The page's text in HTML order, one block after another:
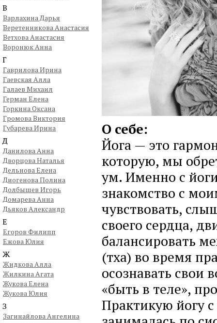
В
Варлахина Дарья
Веретенникова Анастасия
Ветхова Анастасия
Воронюк Анна
Г
Гаврилова Ирина
Гаевская Алла
Галаев Михаил
Герман Елена
Горкина Оксана
Громова Виктория
Губарева Ирина
Д
Данилова Анна
Дворцова Наталья
Дельнова Елена
Диогенова Полина
Долбышев Игорь
Домарева Анна
Дьяков Александр
Е
Егоров Филипп
Ежова Юлия
Ж
Жидкова Алла
Жилкина Агата
Жукова Елена
Жукова Юлия
З
Загинайлова Ангелина
О себе:
Йога — это
которую, мы
ум. Именно с
знакомство с
чувствовать,
своего сердца,
балансировать
(тха) во время
осознавать свои
«быть в теле»,
Практикую йогу